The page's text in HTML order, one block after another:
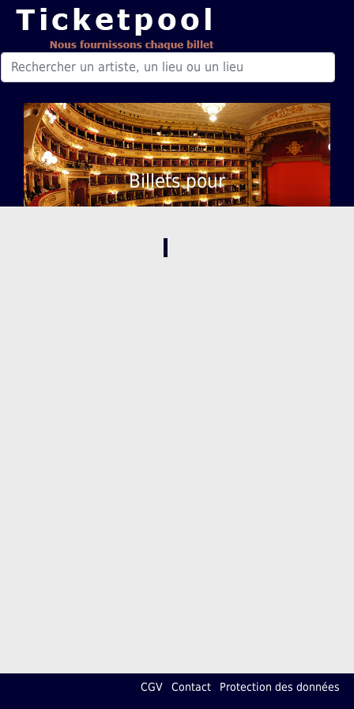
Billets pour
,
CGV Contact Protection des données